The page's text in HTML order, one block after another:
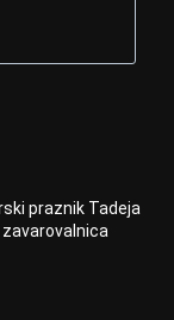
praznik Tadeja